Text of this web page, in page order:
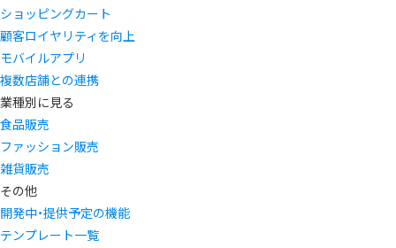
ショッピングカート
顧客ロイヤリティを向上
モバイルアプリ
複数店舗との連携
業種別に見る
食品販売
ファッション販売
雑貨販売
その他
開発中・提供予定の機能
テンプレート一覧